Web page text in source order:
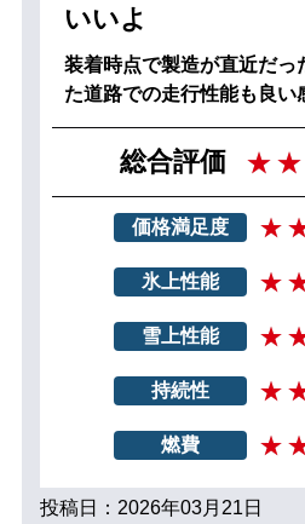
いいよ
装着時点で製造が直近だっ
た道路での走行性能も良い
総合評価
価格満足度
氷上性能
雪上性能
持続性
燃費
投稿日：2026年03月21日